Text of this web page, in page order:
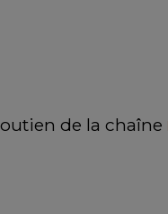
de la chaîne